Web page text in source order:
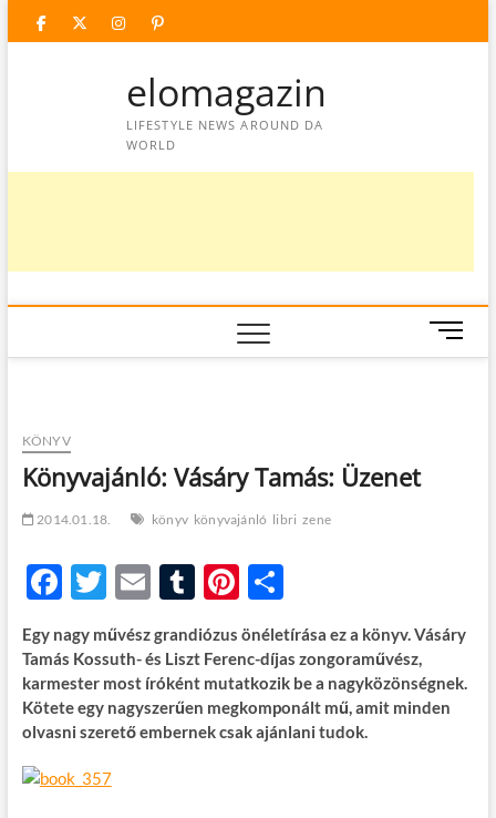
facebooktwitter
instagram
googleplus
pinterest
elomagazin
LIFESTYLE NEWS AROUND DA
WORLD
M
e
KÖNYV
Könyvajánló: Vásáry Tamás: Üzenet
2014.01.18. könyv könyvajánló libri zene
F
e
b
o
k
T
w
itt
er
E
ail
T
u
m
bl
r
Pi
nt
er
es
t
O
ss
za
m
e
Egy nagy művész grandiózus önéletírása ez a könyv. Vásáry
Tamás Kossuth- és Liszt Ferenc-díjas zongoraművész,
karmester most íróként mutatkozik be a nagyközönségnek.
Kötete egy nagyszerűen megkomponált mű, amit minden
olvasni szerető embernek csak ajánlani tudok.